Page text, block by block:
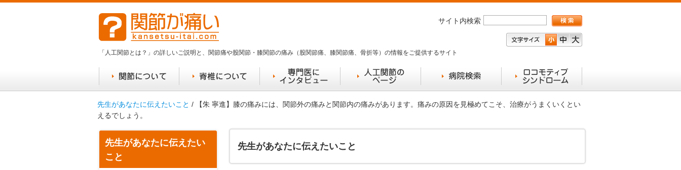
「人工関節とは？」の詳しいご説明と、関節痛や股関節・膝関節の痛み（股関節痛、膝関節痛、骨折等）の情報をご提供するサイト
サイト内検索
先生があなたに伝えたいこと / 【朱 寧進】膝の痛みには、関節外の痛みと関節内の痛みがあります。痛みの原因を見極めてこそ、治療がうまくいくとい
えるでしょう。
先生があなたに伝えたいこと
先生があなたに伝えたい
こと